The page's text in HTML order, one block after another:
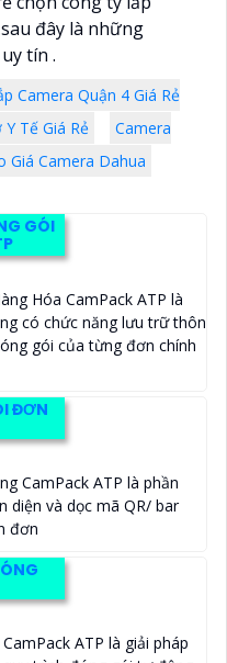
đây là những
tín .
Camera Quận 4 Giá Rẻ
Tế Giá Rẻ
Camera
Giá Camera Dahua
GÓI
Hóa CamPack ATP là
có chức năng lưu trữ thôn
gói của từng đơn chính
ĐƠN
CamPack ATP là phần
diện và dọc mã QR/ bar
đơn
ATP là giải pháp